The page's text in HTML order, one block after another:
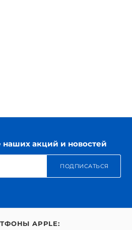
наших акций и новостей
ПОДПИСАТЬСЯ
APPLE: